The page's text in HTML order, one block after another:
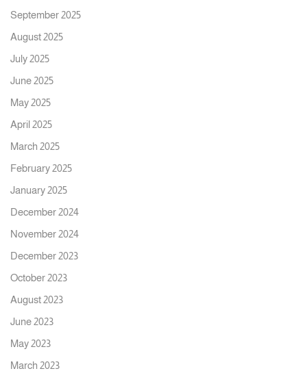
September 2025
August 2025
July 2025
June 2025
May 2025
April 2025
March 2025
February 2025
January 2025
December 2024
November 2024
December 2023
October 2023
August 2023
June 2023
May 2023
March 2023